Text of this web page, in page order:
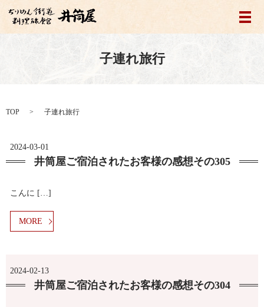
メ
子連れ旅行
TOP 子連れ旅行
2024-03-01
井筒屋ご宿泊されたお客様の感想その305
こんに […]
MORE
2024-02-13
井筒屋ご宿泊されたお客様の感想その304